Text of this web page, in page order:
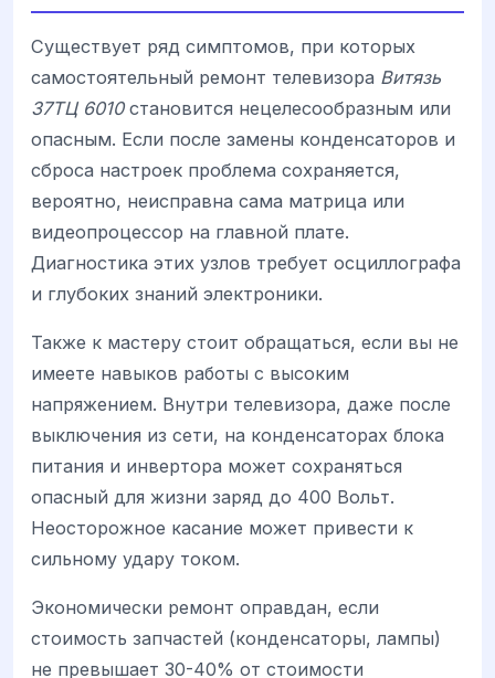
Существует ряд симптомов, при которых
самостоятельный ремонт телевизора Витязь
37ТЦ 6010становится нецелесообразным или
опасным. Если после замены конденсаторов и
сброса настроек проблема сохраняется,
вероятно, неисправна сама матрица или
видеопроцессор на главной плате.
Диагностика этих узлов требует осциллографа
и глубоких знаний электроники.
Также к мастеру стоит обращаться, если вы не
имеете навыков работы с высоким
напряжением. Внутри телевизора, даже после
выключения из сети, на конденсаторах блока
питания и инвертора может сохраняться
опасный для жизни заряд до 400 Вольт.
Неосторожное касание может привести к
сильному удару током.
Экономически ремонт оправдан, если
стоимость запчастей (конденсаторы, лампы)
не превышает 30-40% от стоимости